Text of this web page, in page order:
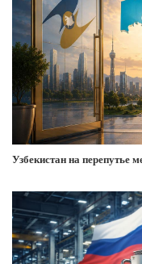
Узбекистан на перепутье